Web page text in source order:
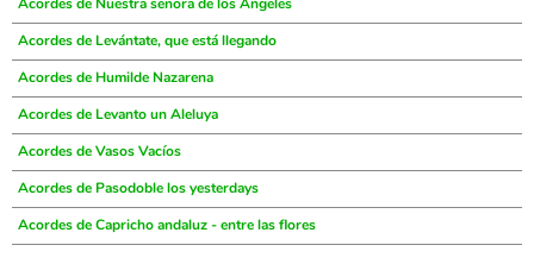
Acordes de Levántate, que está llegando
Acordes de Humilde Nazarena
Acordes de Levanto un Aleluya
Acordes de Vasos Vacíos
Acordes de Pasodoble los yesterdays
Acordes de Capricho andaluz - entre las flores